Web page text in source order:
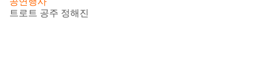
트로트 공주 정해진